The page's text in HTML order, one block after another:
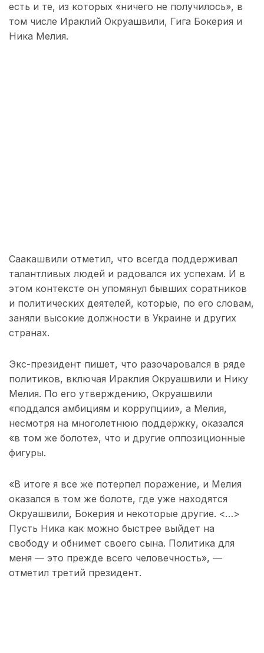
есть и те, из которых «ничего не получилось», в
том числе Ираклий Окруашвили, Гига Бокерия и
Ника Мелия.
Саакашвили отметил, что всегда поддерживал
талантливых людей и радовался их успехам. И в
этом контексте он упомянул бывших соратников
и политических деятелей, которые, по его словам,
заняли высокие должности в Украине и других
странах.
Экс-президент пишет, что разочаровался в ряде
политиков, включая Ираклия Окруашвили и Нику
Мелия. По его утверждению, Окруашвили
«поддался амбициям и коррупции», а Мелия,
несмотря на многолетнюю поддержку, оказался
«в том же болоте», что и другие оппозиционные
фигуры.
«В итоге я все же потерпел поражение, и Мелия
оказался в том же болоте, где уже находятся
Окруашвили, Бокерия и некоторые другие. <…>
Пусть Ника как можно быстрее выйдет на
свободу и обнимет своего сына. Политика для
меня — это прежде всего человечность», —
отметил третий президент.